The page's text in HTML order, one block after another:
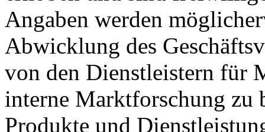
Angaben werden
Abwicklung des
von den Dienstleistern für
interne Marktforschung zu
Produkte und